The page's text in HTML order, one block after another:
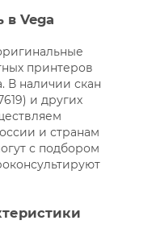
в Vega
принтеров
В наличии скан
и других
и странам
с подбором